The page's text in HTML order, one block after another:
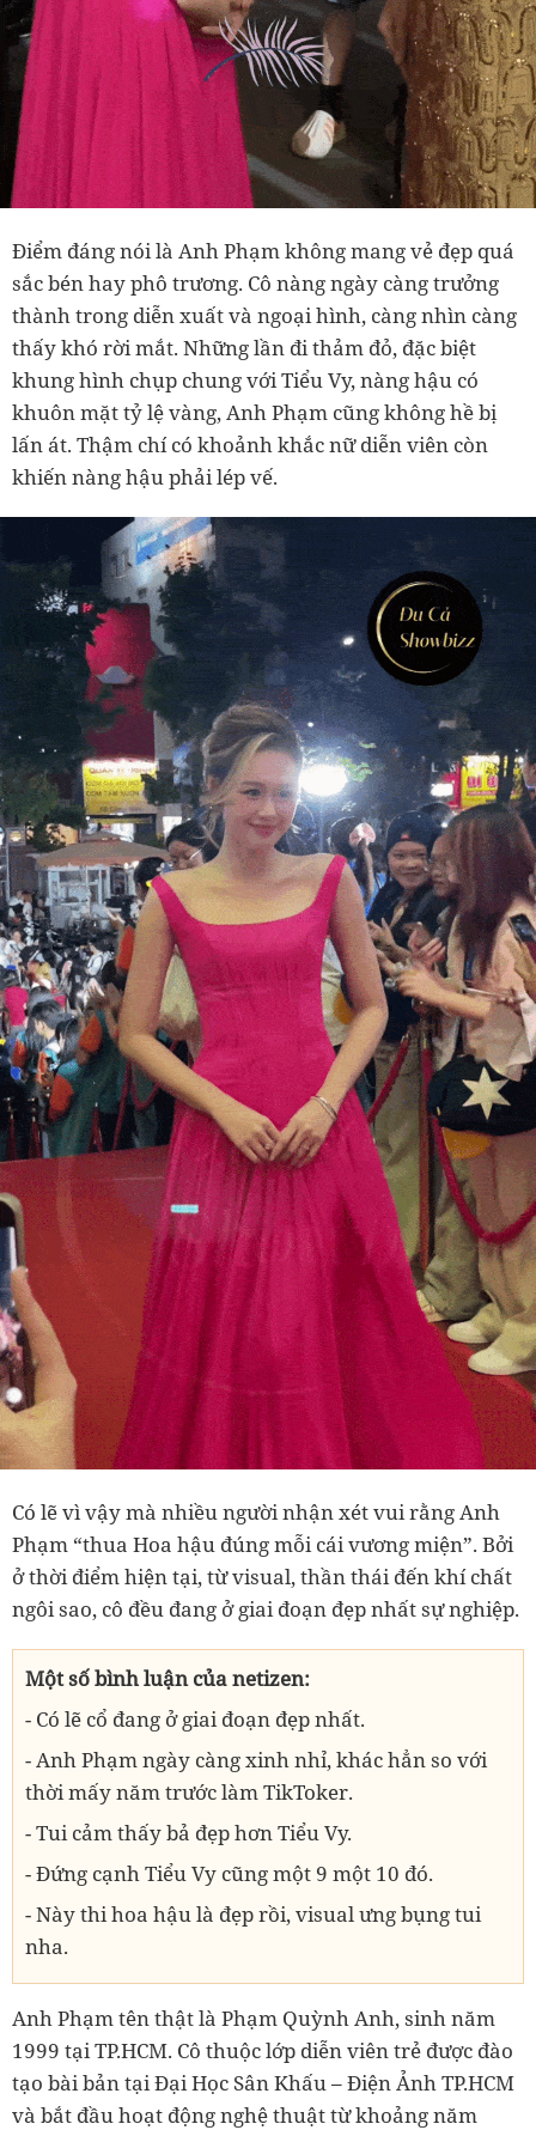
Điểm đáng nói là Anh Phạm không mang vẻ đẹp quá
sắc bén hay phô trương. Cô nàng ngày càng trưởng
thành trong diễn xuất và ngoại hình, càng nhìn càng
thấy khó rời mắt. Những lần đi thảm đỏ, đặc biệt
khung hình chụp chung với Tiểu Vy, nàng hậu có
khuôn mặt tỷ lệ vàng, Anh Phạm cũng không hề bị
lấn át. Thậm chí có khoảnh khắc nữ diễn viên còn
khiến nàng hậu phải lép vế.
Có lẽ vì vậy mà nhiều người nhận xét vui rằng Anh
Phạm “thua Hoa hậu đúng mỗi cái vương miện”. Bởi
ở thời điểm hiện tại, từ visual, thần thái đến khí chất
ngôi sao, cô đều đang ở giai đoạn đẹp nhất sự nghiệp.
Một số bình luận của netizen:
- Có lẽ cổ đang ở giai đoạn đẹp nhất.
- Anh Phạm ngày càng xinh nhỉ, khác hẳn so với
thời mấy năm trước làm TikToker.
- Tui cảm thấy bả đẹp hơn Tiểu Vy.
- Đứng cạnh Tiểu Vy cũng một 9 một 10 đó.
- Này thi hoa hậu là đẹp rồi, visual ưng bụng tui
nha.
Anh Phạm tên thật là Phạm Quỳnh Anh, sinh năm
1999 tại TP.HCM. Cô thuộc lớp diễn viên trẻ được đào
tạo bài bản tại Đại Học Sân Khấu – Điện Ảnh TP.HCM
và bắt đầu hoạt động nghệ thuật từ khoảng năm